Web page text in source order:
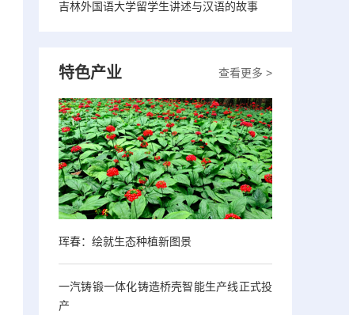
吉林外国语大学留学生讲述与汉语的故事
查看更多 >
特色产业
珲春：绘就生态种植新图景
一汽铸锻一体化铸造桥壳智能生产线正式投
产